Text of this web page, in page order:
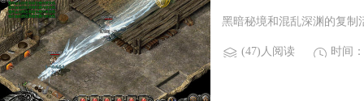
黑暗秘境和混乱深渊的复制
(47)人阅读 时间